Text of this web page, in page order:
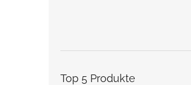
Top 5 Produkte